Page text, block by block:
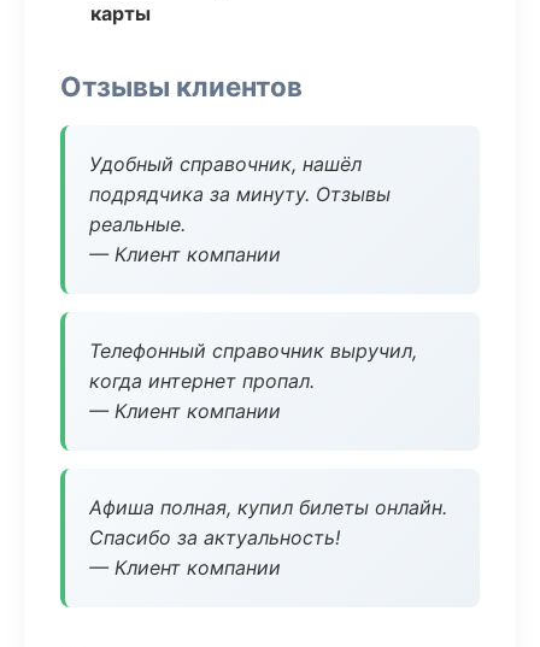
карты
Отзывы клиентов
Удобный справочник, нашёл
подрядчика за минуту. Отзывы
реальные.
— Клиент компании
Телефонный справочник выручил,
когда интернет пропал.
— Клиент компании
Афиша полная, купил билеты онлайн.
Спасибо за актуальность!
— Клиент компании